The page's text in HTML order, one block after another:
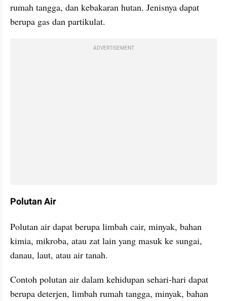
rumah tangga, dan kebakaran hutan. Jenisnya dapat
berupa gas dan partikulat.
ADVERTISEMENT
Polutan Air
Polutan air dapat berupa limbah cair, minyak, bahan
kimia, mikroba, atau zat lain yang masuk ke sungai,
danau, laut, atau air tanah.
Contoh polutan air dalam kehidupan sehari-hari dapat
berupa deterjen, limbah rumah tangga, minyak, bahan